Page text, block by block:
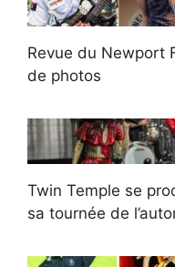
Revue du Newport
de photos
Twin Temple se
sa tournée de